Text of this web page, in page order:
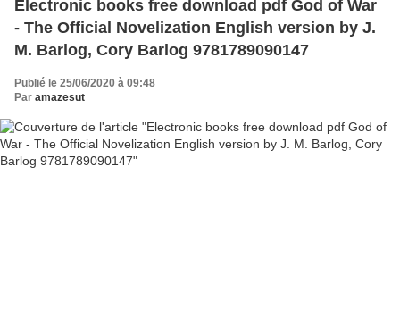
Electronic books free download pdf God of War
- The Official Novelization English version by J.
M. Barlog, Cory Barlog 9781789090147
Publié le 25/06/2020 à 09:48
Par amazesut